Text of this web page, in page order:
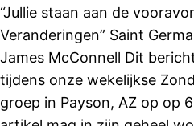
“Jullie staan aan de
Veranderingen” Saint
James McConnell Dit
tijdens onze wekelijkse
groep in Payson, AZ op op